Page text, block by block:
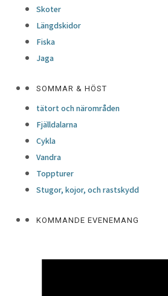
Skoter
Längdskidor
Fiska
Jaga
SOMMAR & HÖST
tätort och närområden
Fjälldalarna
Cykla
Vandra
Toppturer
Stugor, kojor, och rastskydd
KOMMANDE EVENEMANG